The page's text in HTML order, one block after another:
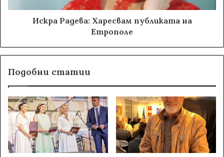
Искра Радева: Харесвам публиката на
Етрополе
Подобни статии